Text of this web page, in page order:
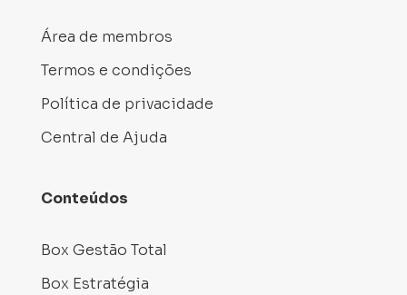
Área de membros
Termos e condições
Política de privacidade
Central de Ajuda
Conteúdos
Box Gestão Total
Box Estratégia